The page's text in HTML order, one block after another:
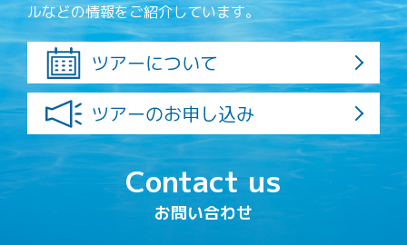
ルなどの情報をご紹介しています。
ツアーについて
ツアーのお申し込み
Contact us
お問い合わせ